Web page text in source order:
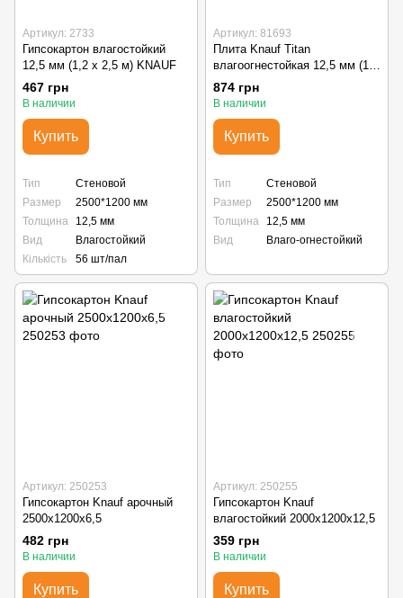
Артикул: 2733
Гипсокартон влагостойкий
12,5 мм (1,2 х 2,5 м) KNAUF
467 грн
В наличии
Купить
Тип
Стеновой
Размер
2500*1200 мм
Толщина
12,5 мм
Вид
Влагостойкий
Кількість
56 шт/пал
Артикул: 81693
Плита Knauf Titan
влагоогнестойкая 12,5 мм (1,2
х 2,5 м)
874 грн
В наличии
Купить
Тип
Стеновой
Размер
2500*1200 мм
Толщина
12,5 мм
Вид
Влаго-огнестойкий
Артикул: 250253
Гипсокартон Knauf арочный
2500x1200x6,5
482 грн
В наличии
Купить
Артикул: 250255
Гипсокартон Knauf
влагостойкий 2000x1200x12,5
359 грн
В наличии
Купить